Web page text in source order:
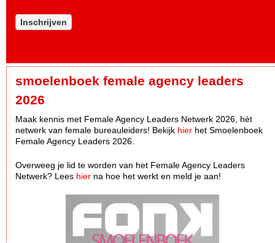
Inschrijven
smoelenboek female agency leaders
2026
Maak kennis met Female Agency Leaders Netwerk 2026, hèt
netwerk van female bureauleiders! Bekijk hier het Smoelenboek
Female Agency Leaders 2026.
Overweeg je lid te worden van het Female Agency Leaders
Netwerk? Lees hier na hoe het werkt en meld je aan!